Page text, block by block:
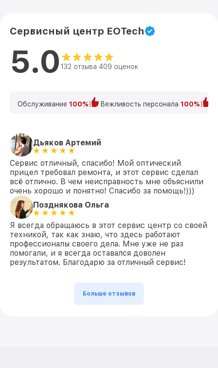
Сервисный центр EOTech
5.0 132 отзыва 409 оценок
Обслуживание 100% Вежливость персонала 100%
Дьяков Артемий
Сервис отличный, спасибо! Мой оптический
прицел требовал ремонта, и этот сервис сделал
всё отлично. В чем неисправность мне объяснили
очень хорошо и понятно! Спасибо за помощь!)))
Позднякова Ольга
Я всегда обращаюсь в этот сервис центр со своей
техникой, так как знаю, что здесь работают
профессионалы своего дела. Мне уже не раз
помогали, и я всегда оставался доволен
результатом. Благодарю за отличный сервис!
Больше отзывов